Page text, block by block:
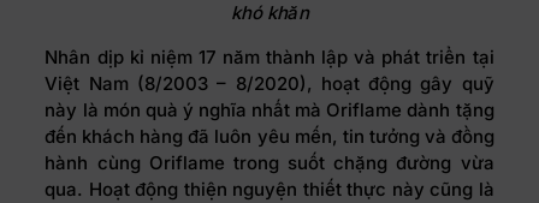
khó khăn
Nhân dịp kỉ niệm 17 năm thành lập và phát triển tại
Việt Nam (8/2003 – 8/2020), hoạt động gây quỹ
này là món quà ý nghĩa nhất mà Oriflame dành tặng
đến khách hàng đã luôn yêu mến, tin tưởng và đồng
hành cùng Oriflame trong suốt chặng đường vừa
qua. Hoạt động thiện nguyện thiết thực này cũng là